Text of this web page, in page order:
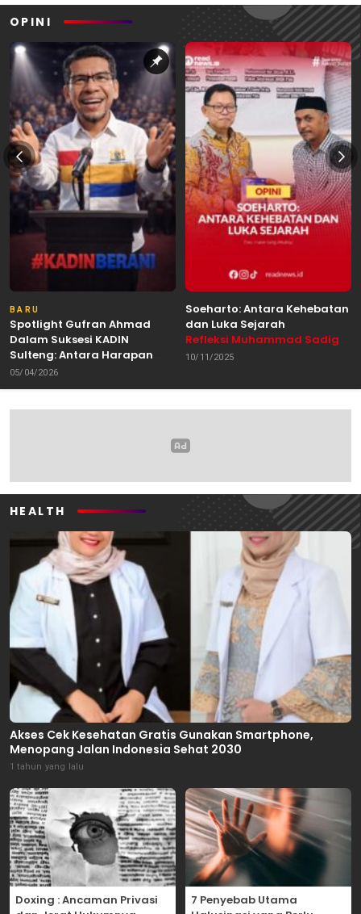
OPINI
BARU
Spotlight Gufran Ahmad
Dalam Suksesi KADIN
Sulteng: Antara Harapan
dan Kebutuhan Perubahan
05/04/2026
Soeharto: Antara Kehebatan
dan Luka Sejarah
Refleksi Muhammad Sadig
Alhabsyie, Akademisi UIN
10/11/2025
HEALTH
Akses Cek Kesehatan Gratis Gunakan Smartphone,
Menopang Jalan Indonesia Sehat 2030
1 tahun yang lalu
Doxing : Ancaman Privasi
7 Penyebab Utama